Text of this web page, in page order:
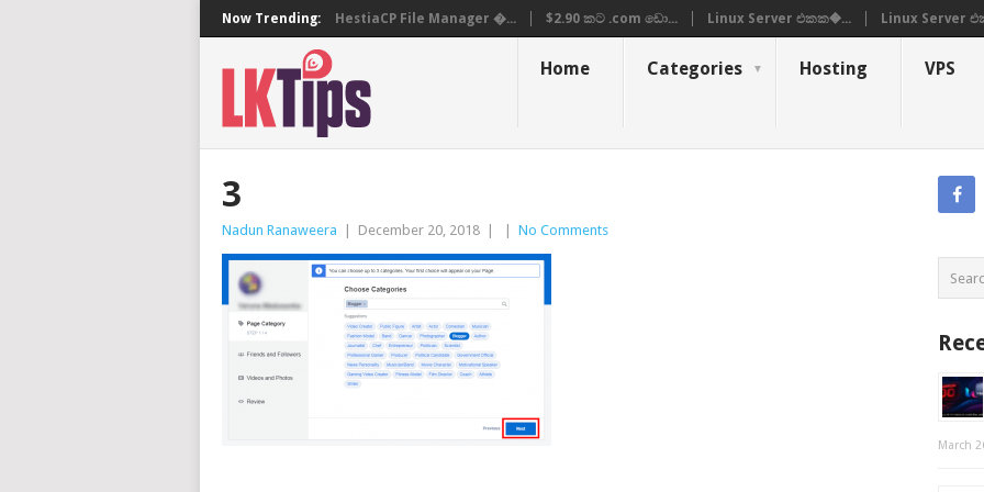
Now Trending: HestiaCP File Manager �... $2.90 කට .com ඩො... Linux Server එකක�... Linux Server
Home Categories Hosting VPS
3
Nadun Ranaweera December 20, 2018 No Comments
March